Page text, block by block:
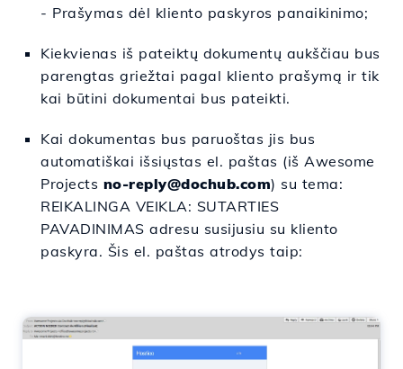
- Prašymas dėl kliento paskyros panaikinimo;
Kiekvienas iš pateiktų dokumentų aukščiau bus
parengtas griežtai pagal kliento prašymą ir tik
kai būtini dokumentai bus pateikti.
Kai dokumentas bus paruoštas jis bus
automatiškai išsiųstas el. paštas (iš Awesome
Projects no-reply@dochub.com) su tema:
REIKALINGA VEIKLA: SUTARTIES
PAVADINIMAS adresu susijusiu su kliento
paskyra. Šis el. paštas atrodys taip: